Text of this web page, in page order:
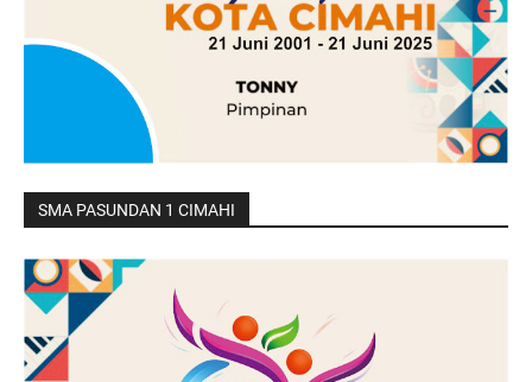
SMA PASUNDAN 1 CIMAHI